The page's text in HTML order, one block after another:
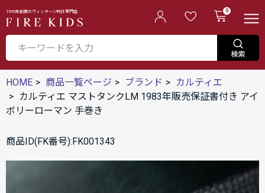
1995年創業のヴィンテージ時計専門店 0
HOME 商品一覧ページ ブランド
カルティエ
カルティエ マストタンクLM 1983年販売保証書付き アイ
ボリーローマン 手巻き
商品ID(FK番号):FK001343